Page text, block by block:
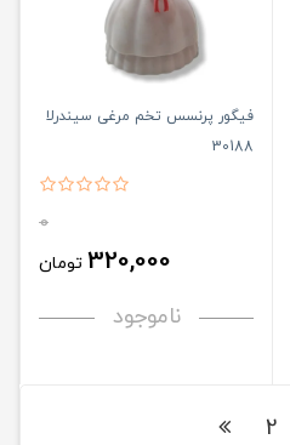
فیگور پرنسس تخم مرغی سیندرلا
30188
0
320,000 تومان
ناموجود
2